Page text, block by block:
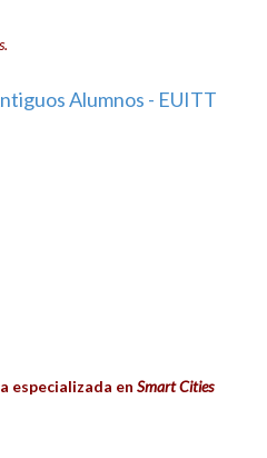
Alumnos - EUITT
especializada en Smart Cities